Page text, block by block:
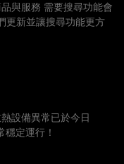
與服務 需要搜尋功能會
更新並讓搜尋功能更方
設備異常已於今日
定運行！